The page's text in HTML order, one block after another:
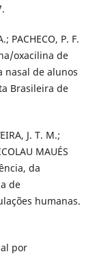
PACHECO, P. F.
oxacilina de
nasal de alunos
Brasileira de
J. T. M.;
MAUÉS
da
de
humanas.
por